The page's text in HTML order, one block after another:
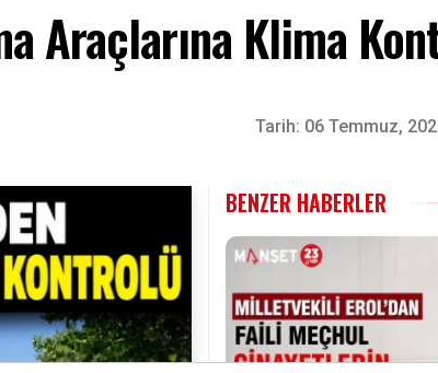
Araçlarına Klima
Tarih: 06 Temmuz,
BENZER HABERLER